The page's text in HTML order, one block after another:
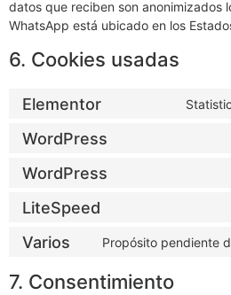
datos que reciben son anonimizados
WhatsApp está ubicado en los
6. Cookies usadas
Elementor
WordPress
WordPress
LiteSpeed
Varios Propósito pendiente
7. Consentimiento